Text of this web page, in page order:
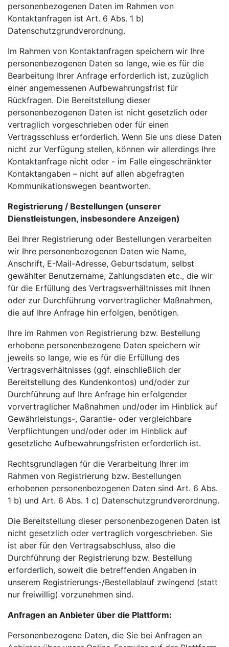
personenbezogenen Daten im Rahmen von
Kontaktanfragen ist Art. 6 Abs. 1 b)
Datenschutzgrundverordnung.
Im Rahmen von Kontaktanfragen speichern wir Ihre
personenbezogenen Daten so lange, wie es für die
Bearbeitung Ihrer Anfrage erforderlich ist, zuzüglich
einer angemessenen Aufbewahrungsfrist für
Rückfragen. Die Bereitstellung dieser
personenbezogenen Daten ist nicht gesetzlich oder
vertraglich vorgeschrieben oder für einen
Vertragsschluss erforderlich. Wenn Sie uns diese Daten
nicht zur Verfügung stellen, können wir allerdings Ihre
Kontaktanfrage nicht oder - im Falle eingeschränkter
Kontaktangaben – nicht auf allen abgefragten
Kommunikationswegen beantworten.
Registrierung / Bestellungen (unserer
Dienstleistungen, insbesondere Anzeigen)
Bei Ihrer Registrierung oder Bestellungen verarbeiten
wir Ihre personenbezogenen Daten wie Name,
Anschrift, E-Mail-Adresse, Geburtsdatum, selbst
gewählter Benutzername, Zahlungsdaten etc., die wir
für die Erfüllung des Vertragsverhältnisses mit Ihnen
oder zur Durchführung vorvertraglicher Maßnahmen,
die auf Ihre Anfrage hin erfolgen, benötigen.
Ihre im Rahmen von Registrierung bzw. Bestellung
erhobene personenbezogene Daten speichern wir
jeweils so lange, wie es für die Erfüllung des
Vertragsverhältnisses (ggf. einschließlich der
Bereitstellung des Kundenkontos) und/oder zur
Durchführung auf Ihre Anfrage hin erfolgender
vorvertraglicher Maßnahmen und/oder im Hinblick auf
Gewährleistungs-, Garantie- oder vergleichbare
Verpflichtungen und/oder oder im Hinblick auf
gesetzliche Aufbewahrungsfristen erforderlich ist.
Rechtsgrundlagen für die Verarbeitung Ihrer im
Rahmen von Registrierung bzw. Bestellungen
erhobenen personenbezogenen Daten sind Art. 6 Abs.
1 b) und Art. 6 Abs. 1 c) Datenschutzgrundverordnung.
Die Bereitstellung dieser personenbezogenen Daten ist
nicht gesetzlich oder vertraglich vorgeschrieben. Sie
ist aber für den Vertragsabschluss, also die
Durchführung der Registrierung bzw. Bestellung
erforderlich, soweit die betreffenden Angaben in
unserem Registrierungs-/Bestellablauf zwingend (statt
nur freiwillig) vorzunehmen sind.
Anfragen an Anbieter über die Plattform:
Personenbezogene Daten, die Sie bei Anfragen an